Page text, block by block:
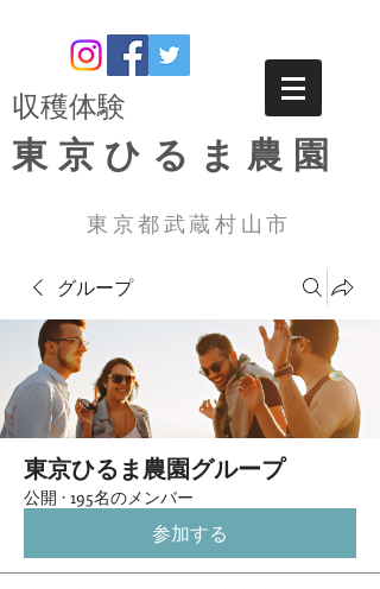
​収穫体験
東京ひるま農園
東京都武蔵村山市
グループ
東京ひるま農園グループ
公開 · 195名のメンバー
参加する